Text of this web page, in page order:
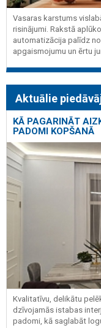
Vasaras karstums
risinājumi. Rakstā
automatizācija palīdz
apgaismojumu un ērtu
Aktuālie
KĀ PAGARINĀT
PADOMI KOPŠANĀ
Kvalitatīvu, delikātu
dzīvojamās istabas
padomi, kā saglabāt